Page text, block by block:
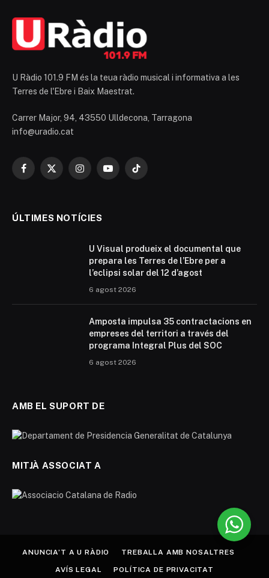
U Ràdio 101.9 FM és la teua ràdio musical i informativa a les
Terres de l'Ebre i Baix Maestrat.
Carrer Major, 94, 43550 Ulldecona, Tarragona
info@uradio.cat
Facebook
X
InstagramYouTubeTikTok
ÚLTIMES NOTÍCIES
U Visual produeix el documental que
prepara les Terres de l’Ebre per a
l’eclipsi solar del 12 d’agost
6 agost 2026
Amposta impulsa 35 contractacions en
empreses del territori a través del
programa Integral Plus del SOC
6 agost 2026
AMB EL SUPORT DE
MITJÀ ASSOCIAT A
ANUNCIA’T A U RÀDIO TREBALLA AMB NOSALTRES
AVÍS LEGAL POLÍTICA DE PRIVACITAT